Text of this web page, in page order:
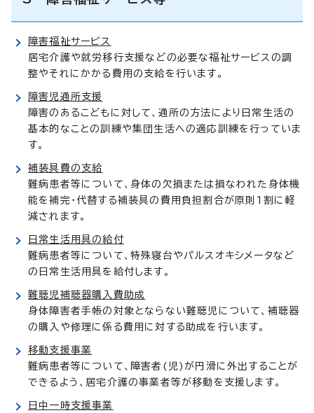
障害福祉サービス
居宅介護や就労移行支援などの必要な福祉サービスの調
整やそれにかかる費用の支給を行います。
障害児通所支援
障害のあるこどもに対して、通所の方法により日常生活の
基本的なことの訓練や集団生活への適応訓練を行っていま
す。
補装具費の支給
難病患者等について、身体の欠損または損なわれた身体機
能を補完・代替する補装具の費用負担割合が原則1割に軽
減されます。
日常生活用具の給付
難病患者等について、特殊寝台やパルスオキシメータなど
の日常生活用具を給付します。
難聴児補聴器購入費助成
身体障害者手帳の対象とならない難聴児について、補聴器
の購入や修理に係る費用に対する助成を行います。
移動支援事業
難病患者等について、障害者(児)が円滑に外出することが
できるよう、居宅介護の事業者等が移動を支援します。
日中一時支援事業